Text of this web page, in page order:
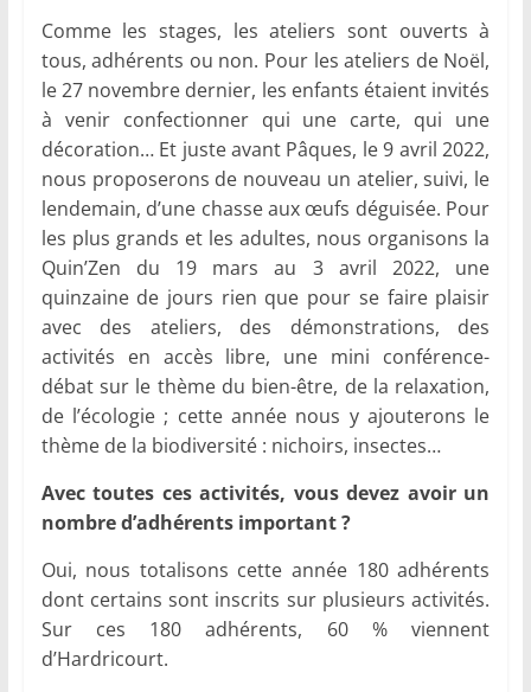
Comme les stages, les ateliers sont ouverts à
tous, adhérents ou non. Pour les ateliers de Noël,
le 27 novembre dernier, les enfants étaient invités
à venir confectionner qui une carte, qui une
décoration… Et juste avant Pâques, le 9 avril 2022,
nous proposerons de nouveau un atelier, suivi, le
lendemain, d’une chasse aux œufs déguisée. Pour
les plus grands et les adultes, nous organisons la
Quin’Zen du 19 mars au 3 avril 2022, une
quinzaine de jours rien que pour se faire plaisir
avec des ateliers, des démonstrations, des
activités en accès libre, une mini conférence-
débat sur le thème du bien-être, de la relaxation,
de l’écologie ; cette année nous y ajouterons le
thème de la biodiversité : nichoirs, insectes…
Avec toutes ces activités, vous devez avoir un
nombre d’adhérents important ?
Oui, nous totalisons cette année 180 adhérents
dont certains sont inscrits sur plusieurs activités.
Sur ces 180 adhérents, 60 % viennent
d’Hardricourt.